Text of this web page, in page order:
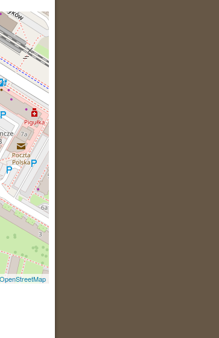
OpenStreetMap